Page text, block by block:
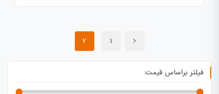
1
2
فیلتر براساس قیمت: